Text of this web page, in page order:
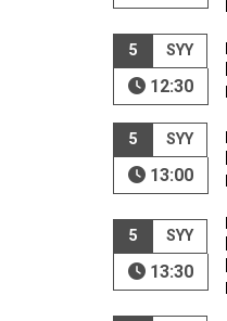
5 SYY
12:30
5 SYY
13:00
5 SYY
13:30